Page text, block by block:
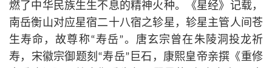
燃了中华民族生生不息的精神火种。《星经》记载，
南岳衡山对应星宿二十八宿之轸星，轸星主管人间苍
生寿命，故尊称“寿岳”。唐玄宗曾在朱陵洞投龙祈
寿，宋徽宗御题刻“寿岳”巨石，康熙皇帝亲撰《重修